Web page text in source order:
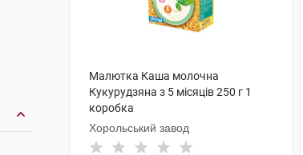
Малютка Каша молочна
Кукурудзяна з 5 місяців 250 г 1
коробка
Хорольський завод